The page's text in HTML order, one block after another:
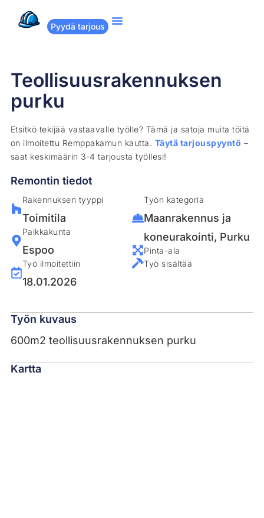
Pyydä tarjous
Teollisuusrakennuksen
purku
Etsitkö tekijää vastaavalle työlle? Tämä ja satoja muita töitä
on ilmoitettu Remppakamun kautta. Täytä tarjouspyyntö –
saat keskimäärin 3-4 tarjousta työllesi!
Remontin tiedot
Rakennuksen tyyppi
Toimitila
Paikkakunta
Espoo
Työ ilmoitettiin
18.01.2026
Työn kategoria
Maanrakennus ja
koneurakointi, Purku
Pinta-ala
Työ sisältää
Työn kuvaus
600m2 teollisuusrakennuksen purku
Kartta